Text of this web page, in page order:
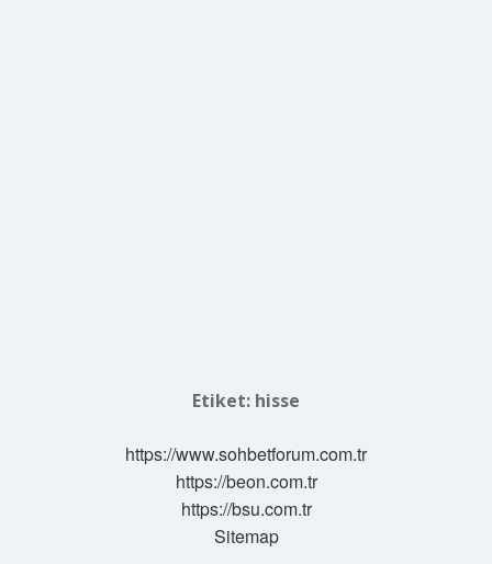
Etiket: hisse
https://www.sohbetforum.com.tr
https://beon.com.tr
https://bsu.com.tr
Sitemap